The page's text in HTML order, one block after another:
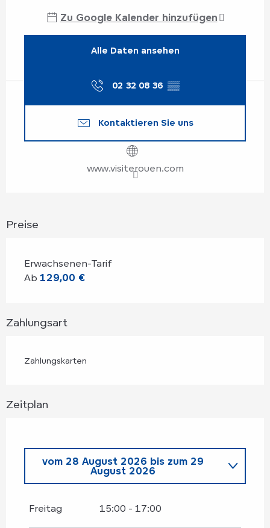
Zu Google Kalender hinzufügen
Alle Daten ansehen
02 32 08 36 ▒▒
Kontaktieren Sie uns
www.visiterouen.com
Preise
Erwachsenen-Tarif
Ab 129,00 €
Zahlungsart
Zahlungskarten
Zeitplan
vom 28 August 2026 bis zum 29
August 2026
Freitag 15:00 - 17:00